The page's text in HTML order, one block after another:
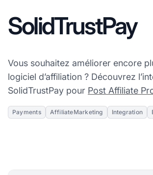
SolidTrustPay
Vous souhaitez améliorer encore
logiciel d’affiliation ? Découvrez
SolidTrustPay pour Post Affiliate
Payments AffiliateMarketing Integration